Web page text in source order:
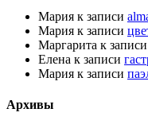
Мария к записи
Мария к записи
Маргарита к записи
Елена к записи
Мария к записи
Архивы